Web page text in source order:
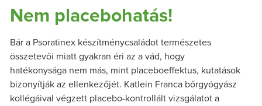
Nem placebohatás!
Bár a Psoratinex készítménycsaládot természetes
összetevői miatt gyakran éri az a vád, hogy
hatékonysága nem más, mint placeboeffektus, kutatások
bizonyítják az ellenkezőjét. Katlein Franca bőrgyógyász
kollégáival végzett placebo-kontrollált vizsgálatot a